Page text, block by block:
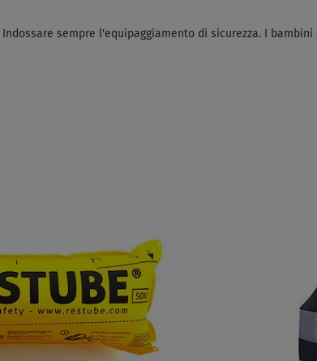
Indossare sempre l'equipaggiamento di sicurezza. I